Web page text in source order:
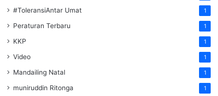
#ToleransiAntar Umat 1
Peraturan Terbaru 1
KKP 1
Video 1
Mandailing Natal 1
muniruddin Ritonga 1